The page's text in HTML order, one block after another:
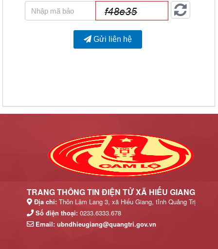
TRANG THÔNG TIN ĐIỆN TỬ XÃ HIẾU GIANG
Địa chỉ: Thôn Lâm Lang 3, xã Hiếu Giang, tỉnh Quảng Trị
Số điện thoại: 0233.6333.678
Email: ubndhieugiang@quangtri.gov.vn